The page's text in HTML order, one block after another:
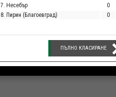
Несебър
0
Пирин (Благоевград)
0
ПЪЛНО КЛАСИРАНЕ